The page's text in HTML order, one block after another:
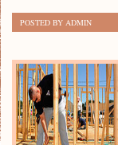
POSTED BY ADMIN